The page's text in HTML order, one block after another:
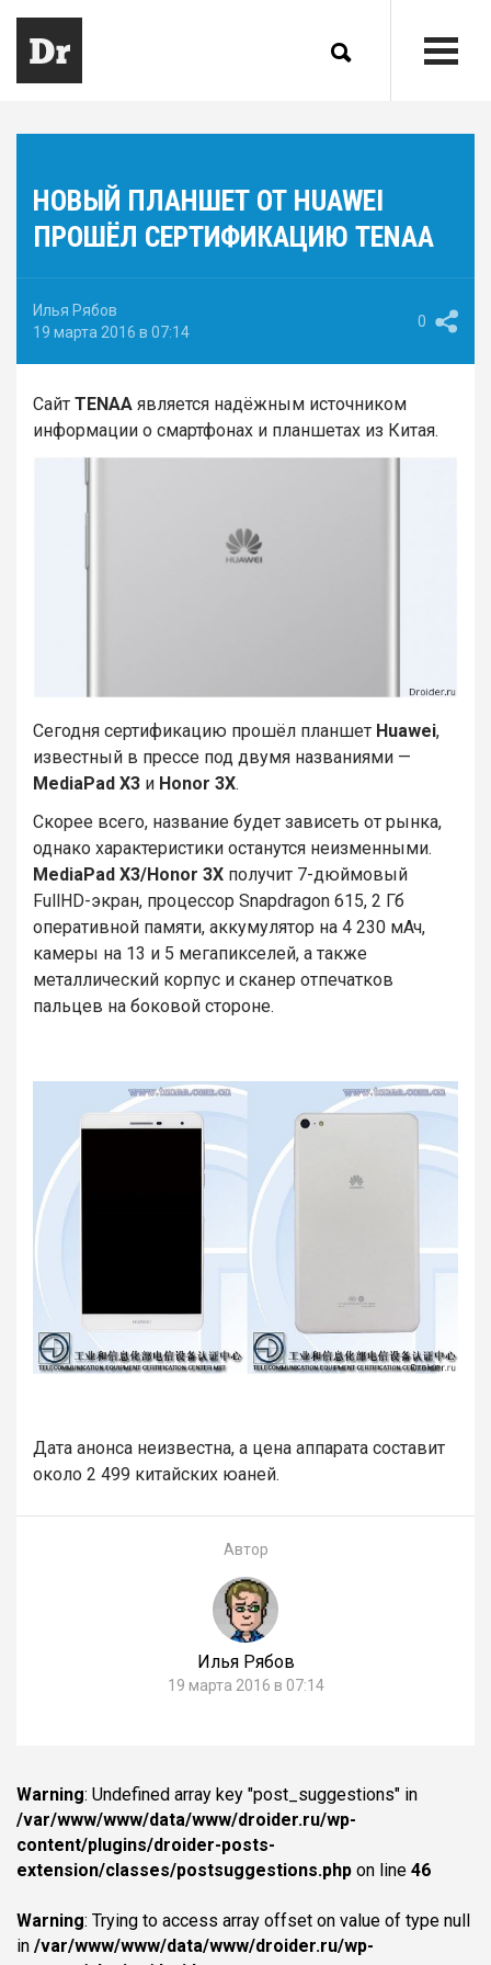
НОВЫЙ ПЛАНШЕТ ОТ HUAWEI
ПРОШЁЛ СЕРТИФИКАЦИЮ TENAA
Илья Рябов
19 марта 2016 в 07:14
0
Сайт TENAA является надёжным источником
информации о смартфонах и планшетах из Китая.
Сегодня сертификацию прошёл планшет Huawei,
известный в прессе под двумя названиями —
MediaPad X3 и Honor 3X.
Скорее всего, название будет зависеть от рынка,
однако характеристики останутся неизменными.
MediaPad X3/Honor 3X получит 7-дюймовый
FullHD-экран, процессор Snapdragon 615, 2 Гб
оперативной памяти, аккумулятор на 4 230 мАч,
камеры на 13 и 5 мегапикселей, а также
металлический корпус и сканер отпечатков
пальцев на боковой стороне.
Дата анонса неизвестна, а цена аппарата составит
около 2 499 китайских юаней.
Автор
Илья Рябов
19 марта 2016 в 07:14
Warning: Undefined array key "post_suggestions" in
/var/www/www/data/www/droider.ru/wp-
content/plugins/droider-posts-
extension/classes/postsuggestions.php on line 46
Warning: Trying to access array offset on value of type null
in /var/www/www/data/www/droider.ru/wp-